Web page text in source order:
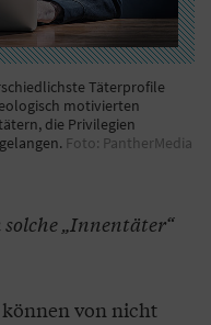
Täterprofile
motivierten
die Privilegien
Foto: PantherMedia
solche „Innentäter“
von nicht